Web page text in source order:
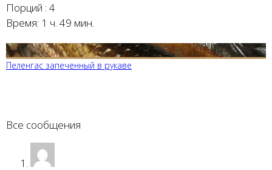
Порций : 4
Время: 1 ч. 49 мин.
Пеленгас запеченный в рукаве
Все сообщения